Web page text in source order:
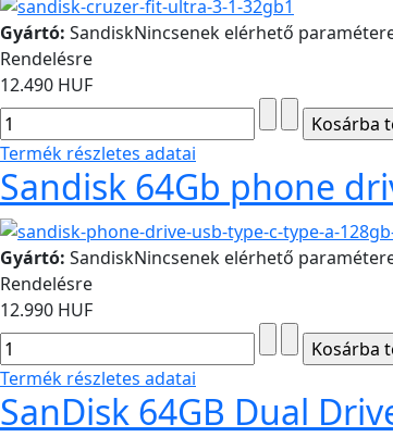
Gyártó: SandiskNincsenek elérhető
Rendelésre
12.490 HUF
Termék részletes adatai
Sandisk 64Gb phone
Gyártó: SandiskNincsenek elérhető
Rendelésre
12.990 HUF
Termék részletes adatai
SanDisk 64GB Dual